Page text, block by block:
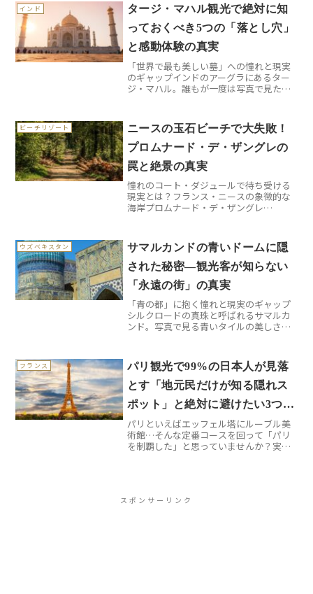
い」「人が多すぎて写真が撮れない」
「階段がキツすぎて途中でギブ...
インド
タージ・マハル観光で絶対に知
っておくべき5つの「落とし穴」
と感動体験の真実
「世界で最も美しい墓」への憧れと現実
のギャップインドのアーグラにあるター
ジ・マハル。誰もが一度は写真で見たこ
なかった」という驚きの連続でした。私
が初めて足を踏み入れた時...
ビーチリゾート
ニースの玉石ビーチで大失敗！
プロムナード・デ・ザングレの
罠と絶景の真実
憧れのコート・ダジュールで待ち受ける
現実とは？フランス・ニースの象徴的な
海岸プロムナード・デ・ザングレ
道に憧れて訪れる人は多いでしょう。し
かし、実際...
ウズベキスタン
サマルカンドの青いドームに隠
された秘密―観光客が知らない
「永遠の街」の真実
「青の都」に抱く憧れと現実のギャップ
シルクロードの真珠と呼ばれるサマルカ
ンド。写真で見る青いタイルの美しさに
みると「あれ、思っていたのと違う...」と
いう瞬間の連続でし...
フランス
パリ観光で99%の日本人が見落
とす「地元民だけが知る隠れス
ポット」と絶対に避けたい3つの
観光客トラップ
パリといえばエッフェル塔にルーブル美
術館…そんな定番コースを回って「パリ
を制覇した」と思っていませんか？実
スポンサーリンク